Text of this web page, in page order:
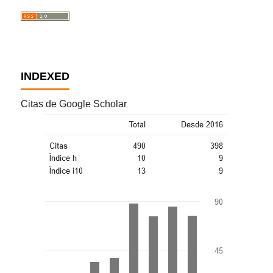
INDEXED
Citas de Google Scholar